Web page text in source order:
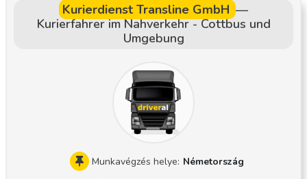
Kurierdienst Transline GmbH —
Kurierfahrer im Nahverkehr - Cottbus und
Umgebung
Munkavégzés helye: Németország